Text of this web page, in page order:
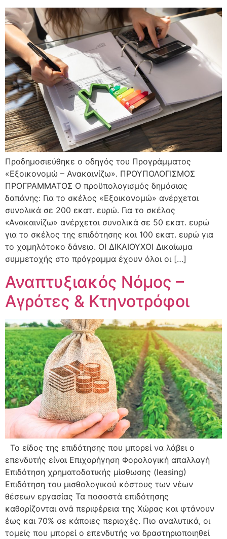
Προδημοσιεύθηκε ο οδηγός του Προγράμματος
«Εξοικονομώ – Ανακαινίζω». ΠΡΟΥΠΟΛΟΓΙΣΜΟΣ
ΠΡΟΓΡΑΜΜΑΤΟΣ Ο προϋπολογισμός δημόσιας
δαπάνης: Για το σκέλος «Εξοικονομώ» ανέρχεται
συνολικά σε 200 εκατ. ευρώ. Για το σκέλος
«Ανακαινίζω» ανέρχεται συνολικά σε 50 εκατ. ευρώ
για το σκέλος της επιδότησης και 100 εκατ. ευρώ για
το χαμηλότοκο δάνειο. ΟΙ ΔΙΚΑΙΟΥΧΟΙ Δικαίωμα
συμμετοχής στο πρόγραμμα έχουν όλοι οι […]
Αναπτυξιακός Nόμος –
Αγρότες & Κτηνοτρόφοι
Το είδος της επιδότησης που μπορεί να λάβει ο
επενδυτής είναι Επιχορήγηση Φορολογική απαλλαγή
Επιδότηση χρηματοδοτικής μίσθωσης (leasing)
Επιδότηση του μισθολογικού κόστους των νέων
θέσεων εργασίας Τα ποσοστά επιδότησης
καθορίζονται ανά περιφέρεια της Χώρας και φτάνουν
έως και 70% σε κάποιες περιοχές. Πιο αναλυτικά, οι
τομείς που μπορεί ο επενδυτής να δραστηριοποιηθεί